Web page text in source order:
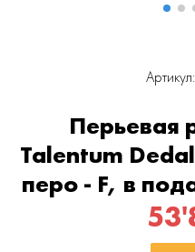
Перьевая
Talentum
перо - F, в